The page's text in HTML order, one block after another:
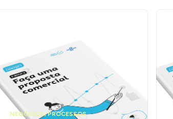
NEGÓCIOS,PROCESSOS